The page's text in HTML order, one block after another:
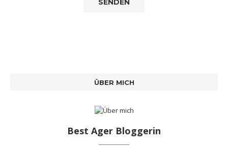
ÜBER MICH
Best Ager Bloggerin